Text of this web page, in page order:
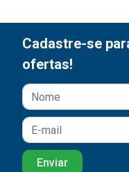
Cadastre-se
ofertas!